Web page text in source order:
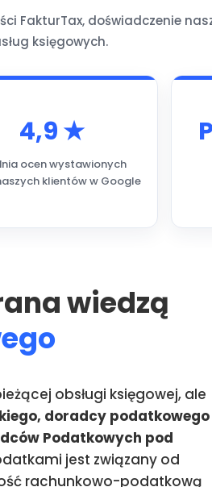
FakturTax, doświadczenie
księgowych.
4,9 ★
ocen wystawionych
klientów w Google
wiedzą
obsługi księgowej, ale
doradcy podatkowego
Podatkowych pod
jest związany od
rachunkowo-podatkową